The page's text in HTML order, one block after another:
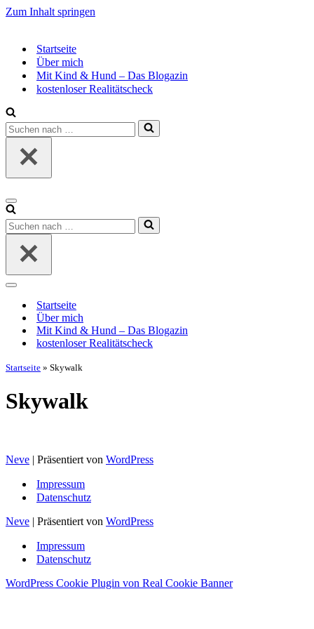
Zum Inhalt springen
Startseite
Über mich
Mit Kind & Hund – Das Blogazin
kostenloser Realitätscheck
Suchen
nach …
Navigationsmenü
Suchen
nach …
Navigationsmenü
Startseite
Über mich
Mit Kind & Hund – Das Blogazin
kostenloser Realitätscheck
Startseite » Skywalk
Skywalk
Neve | Präsentiert von WordPress
Impressum
Datenschutz
Neve | Präsentiert von WordPress
Impressum
Datenschutz
WordPress Cookie Plugin von Real Cookie Banner